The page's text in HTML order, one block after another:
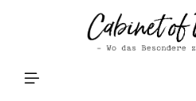
Zum Hauptinhalt springen